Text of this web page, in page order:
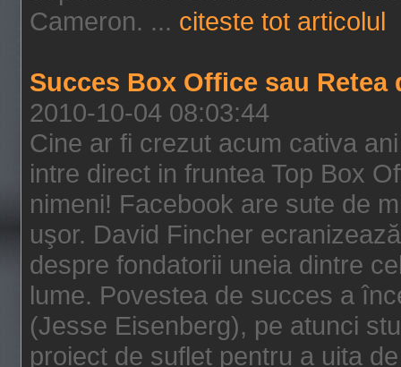
Cameron. ... citeste tot articolul
Succes Box Office sau Retea
2010-10-04 08:03:44
Cine ar fi crezut acum cativa
intre direct in fruntea Top Box
nimeni! Facebook are sute de
uşor. David Fincher
despre fondatorii uneia dintre
lume. Povestea de succes a
(Jesse Eisenberg), pe atunci
proiect de suflet pentru a uita